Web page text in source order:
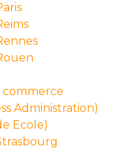
commerce
Administration)
Ecole)